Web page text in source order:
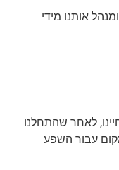
אותנו מידי
לאחר שהתחלנו
עבור השפע